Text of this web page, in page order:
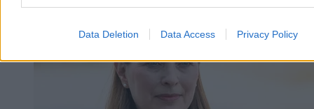
Data Deletion Data Access Privacy Policy